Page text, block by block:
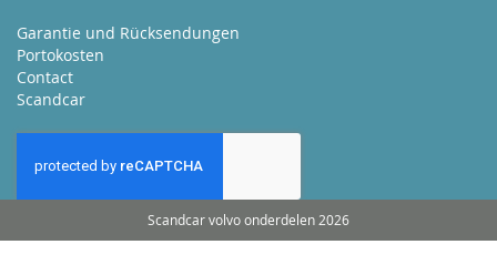
Garantie und Rücksendungen
Portokosten
Contact
Scandcar
Scandcar volvo onderdelen 2026